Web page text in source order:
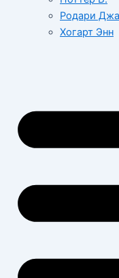
Родари
Хогарт Энн